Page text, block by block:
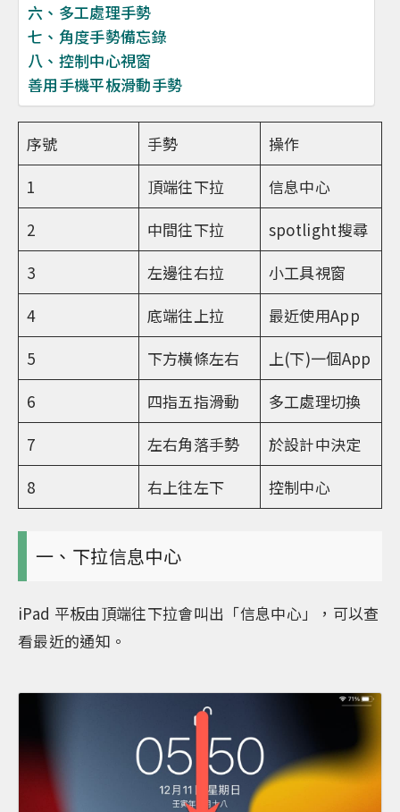
六、多工處理手勢
七、角度手勢備忘錄
八、控制中心視窗
善用手機平板滑動手勢
序號 手勢
操作
1
頂端往下拉
信息中心
2
中間往下拉
spotlight搜尋
3
左邊往右拉
小工具視窗
4
底端往上拉
最近使用App
5
下方橫條左右
上(下)一個App
6
四指五指滑動
多工處理切換
7
左右角落手勢
於設計中決定
8
右上往左下 控制中心
一、下拉信息中心
iPad 平板由頂端往下拉會叫出「信息中心」，可以查
看最近的通知。